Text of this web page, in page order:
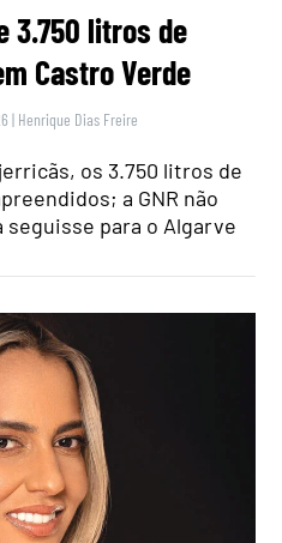
3.750 litros de
Castro Verde
| Henrique Dias Freire
os 3.750 litros de
a GNR não
para o Algarve